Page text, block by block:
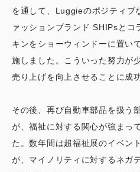
を通して、Luggieのポジティブ
ァッションブランド SHIPsと
キンをショーウィンドーに置い
施しました。こういった努力が
売り上げを向上させることに成
その後、再び自動車部品を扱う
が、福祉に対する関心が強まっ
た。数年間は超福祉展のイベン
が、マイノリティに対するネガ